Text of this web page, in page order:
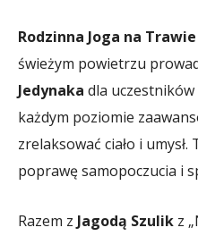
Rodzinna Joga na Trawie
świeżym powietrzu
Jedynaka dla
każdym poziomie
zrelaksować ciało i
poprawę samopoczucia i
Razem z Jagodą Szulik z